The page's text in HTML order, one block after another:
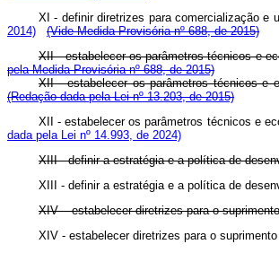
XI - definir diretrizes para comercialização
2014)
(Vide Medida Provisória nº 688, de 2015)
XII - estabelecer os parâmetros técnicos e
pela Medida Provisória nº 688, de 2015)
XII - estabelecer os parâmetros técnicos e
(Redação dada pela Lei nº 13.203, de 2015)
XII - estabelecer os parâmetros técnicos e
dada pela Lei nº 14.993, de 2024)
XIII - definir a estratégia e a política de
XIII - definir a estratégia e a política de
XIV – estabelecer diretrizes para o
XIV - estabelecer diretrizes para o